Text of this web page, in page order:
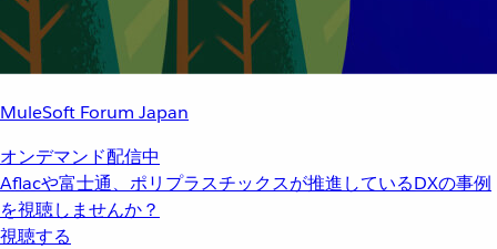
MuleSoft Forum Japan
オンデマンド配信中
Aflacや富士通、ポリプラスチックスが推進しているDXの事例
を視聴しませんか？
視聴する